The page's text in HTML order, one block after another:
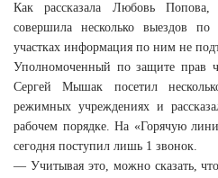
Как рассказала Любовь
совершила несколько выездов
участках информация по ним не
Уполномоченный по защите прав
Сергей Мышак посетил
режимных учреждениях и
рабочем порядке. На «Горячую
сегодня поступил лишь 1 звонок.
— Учитывая это, можно сказать,